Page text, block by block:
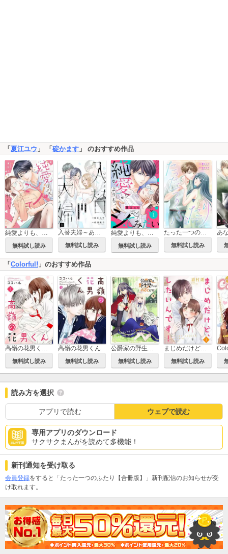
「 夏江ユウ 」 「 碇かます 」 のおすすめ作品
純愛よりも、シてみたい【単行本版】
無料試し読み
入替夫婦～あなたが親友を抱いたとしても～
無料試し読み
純愛よりも、シてみたい
無料試し読み
たった一つのふたり
無料試し読み
「 Colorful! 」のおすすめ作品
高嶺の花男くん【合冊版】
無料試し読み
高嶺の花男くん
無料試し読み
公爵家の野生児だけはやめておけ
無料試し読み
まじめだけど、したいんです！【合冊版】
無料試し読み
読み方を選択
アプリで読む ウェブで読む
専用アプリのダウンロード
サクサクまんがを読めて多機能！
新刊通知を受け取る
会員登録をすると「たった一つのふたり【合冊版】」新刊配信のお知らせが受
け取れます。